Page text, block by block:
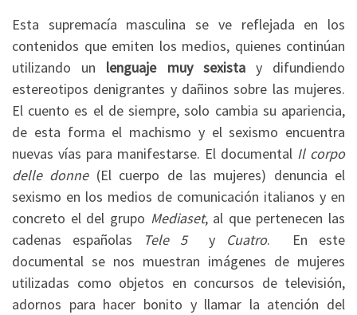
Esta supremacía masculina se ve reflejada en los
contenidos que emiten los medios, quienes continúan
utilizando un lenguaje muy sexistay difundiendo
estereotipos denigrantes y dañinos sobre las mujeres.
El cuento es el de siempre, solo cambia su apariencia,
de esta forma el machismo y el sexismo encuentra
nuevas vías para manifestarse. El documental Il corpo
delle donne(El cuerpo de las mujeres) denuncia el
sexismo en los medios de comunicación italianos y en
concreto el del grupo Mediaset, al que pertenecen las
cadenas españolas
Tele 5y Cuatro. En este
documental se nos muestran imágenes de mujeres
utilizadas como objetos en concursos de televisión,
adornos para hacer bonito y llamar la atención del